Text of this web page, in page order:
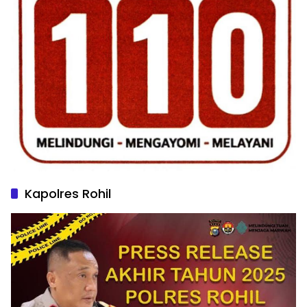
Kapolres Rohil